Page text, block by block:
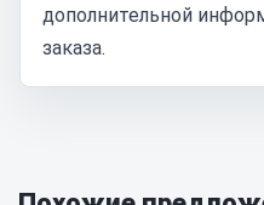
дополнительной
заказа.